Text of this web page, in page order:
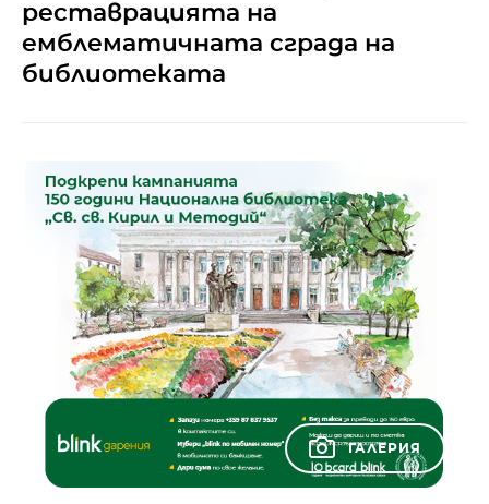
реставрацията на
емблематичната сграда на
библиотеката
ГАЛЕРИЯ